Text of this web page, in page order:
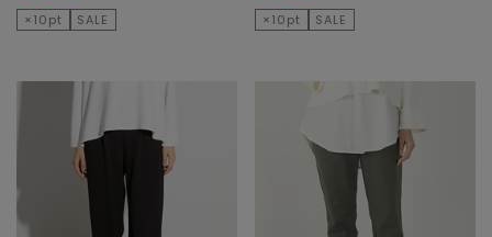
×10pt SALE ×10pt SALE